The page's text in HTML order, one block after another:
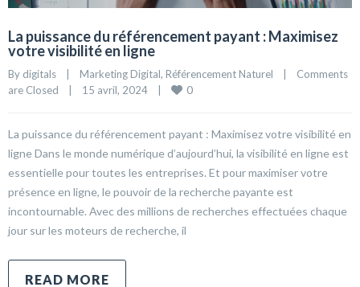
La puissance du référencement payant : Maximisez
votre visibilité en ligne
By digitals Marketing Digital, Référencement Naturel
Comments
are Closed
15 avril, 2024 0
La puissance du référencement payant : Maximisez votre visibilité en
ligne Dans le monde numérique d’aujourd’hui, la visibilité en ligne est
essentielle pour toutes les entreprises. Et pour maximiser votre
présence en ligne, le pouvoir de la recherche payante est
incontournable. Avec des millions de recherches effectuées chaque
jour sur les moteurs de recherche, il
READ MORE